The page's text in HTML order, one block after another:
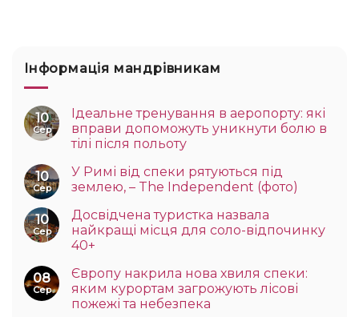
Інформація мандрівникам
10
Сер
Ідеальне тренування в аеропорту: які
вправи допоможуть уникнути болю в
тілі після польоту
10
Сер
У Римі від спеки рятуються під
землею, – The Independent (фото)
10
Сер
Досвідчена туристка назвала
найкращі місця для соло-відпочинку
40+
08
Сер
Європу накрила нова хвиля спеки:
яким курортам загрожують лісові
пожежі та небезпека